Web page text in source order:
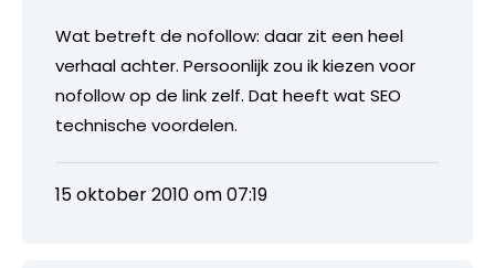
Wat betreft de nofollow: daar zit een heel
verhaal achter. Persoonlijk zou ik kiezen voor
nofollow op de link zelf. Dat heeft wat SEO
technische voordelen.
15 oktober 2010 om 07:19